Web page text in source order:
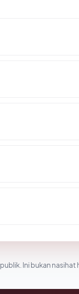
Ini bukan nasihat